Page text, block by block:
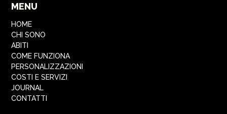
MENU
HOME
CHI SONO
ABITI
COME FUNZIONA
PERSONALIZZAZIONI
COSTI E SERVIZI
JOURNAL
CONTATTI